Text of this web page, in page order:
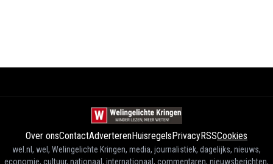
Over onsContactAdverterenHuisregelsPrivacyRSSCookies
wel.nl, wel, Welingelichte Kringen, media, journalistiek, dagelijks, nieuws,
economie, cultuur, nationaal, internationaal, commentaren, nieuwsberichten,